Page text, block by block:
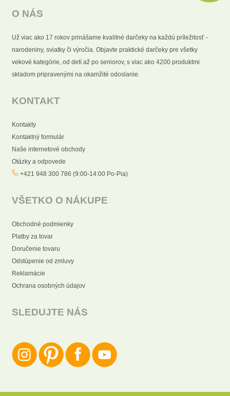
O NÁS
Už viac ako 17 rokov prinášame kvalitné darčeky na každú príležitosť -
narodeniny, sviatky či výročia. Objavte praktické darčeky pre všetky
vekové kategórie, od detí až po seniorov, s viac ako 4200 produktmi
skladom pripravenými na okamžité odoslanie.
KONTAKT
Kontakty
Kontaktný formulár
Naše internetové obchody
Otázky a odpovede
+421 948 300 786 (9:00-14:00 Po-Pia)
VŠETKO O NÁKUPE
Obchodné podmienky
Platby za tovar
Doručenie tovaru
Odstúpenie od zmluvy
Reklamácie
Ochrana osobných údajov
SLEDUJTE NÁS